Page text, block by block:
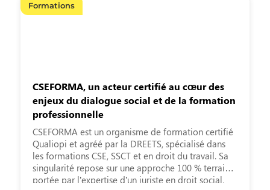
Formations
CSEFORMA, un acteur certifié au cœur des
enjeux du dialogue social et de la formation
professionnelle
CSEFORMA est un organisme de formation certifié
Qualiopi et agréé par la DREETS, spécialisé dans
les formations CSE, SSCT et en droit du travail. Sa
singularité repose sur une approche 100 % terrain,
portée par l’expertise d’un juriste en droit social,